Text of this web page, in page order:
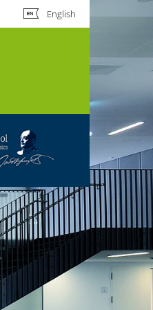
English